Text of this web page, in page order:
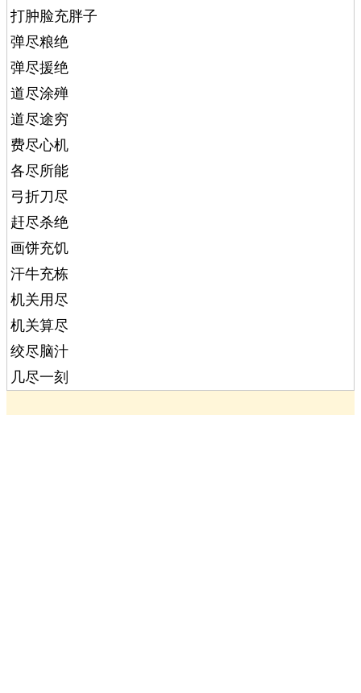
打肿脸充胖子
弹尽粮绝
弹尽援绝
道尽涂殚
道尽途穷
费尽心机
各尽所能
弓折刀尽
赶尽杀绝
画饼充饥
汗牛充栋
机关用尽
机关算尽
绞尽脑汁
几尽一刻